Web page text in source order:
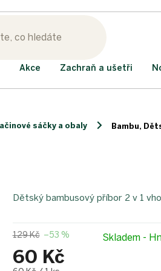
Akce Zachraň a ušetři
sáčky a obaly Bambu,
129 Kč –53 %
60 Kč
Skladem -
Dětský bambusový příbor 2 v 1